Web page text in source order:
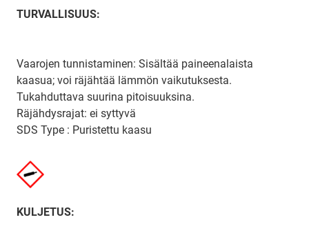
TURVALLISUUS:
Vaarojen tunnistaminen: Sisältää paineenalaista
kaasua; voi räjähtää lämmön vaikutuksesta.
Tukahduttava suurina pitoisuuksina.
Räjähdysrajat: ei syttyvä
SDS Type : Puristettu kaasu
KULJETUS: